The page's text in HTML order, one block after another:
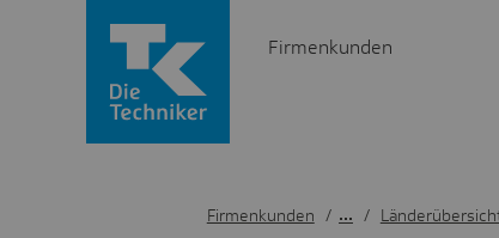
Firmenkunden
Firmenkunden /